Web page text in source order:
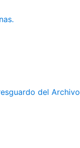
del Archivo